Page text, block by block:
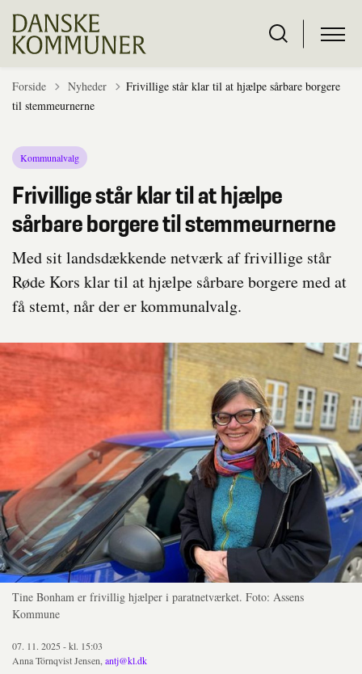
Forside Tilbage til
Nyheder
Frivillige står klar til at hjælpe sårbare borgere
til stemmeurnerne
Kommunalvalg
Frivillige står klar til at hjælpe
sårbare borgere til stemmeurnerne
Med sit landsdækkende netværk af frivillige står
Røde Kors klar til at hjælpe sårbare borgere med at
få stemt, når der er kommunalvalg.
Tine Bonham er frivillig hjælper i paratnetværket. Foto: Assens
Kommune
07. 11. 2025 - kl. 15:03
Anna Törnqvist Jensen, antj@kl.dk